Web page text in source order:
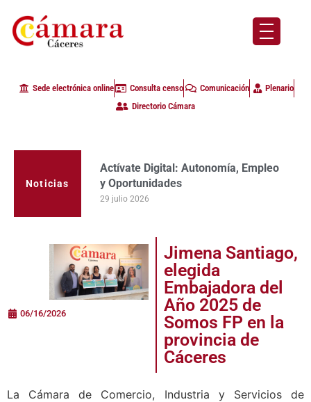
Sede electrónica online Consulta censo Comunicación
Plenario
Directorio Cámara
Noticias
Actívate Digital: Autonomía, Empleo
y Oportunidades
29 julio 2026
06/16/2026
Jimena Santiago,
elegida
Embajadora del
Año 2025 de
Somos FP en la
provincia de
Cáceres
La Cámara de Comercio, Industria y Servicios de